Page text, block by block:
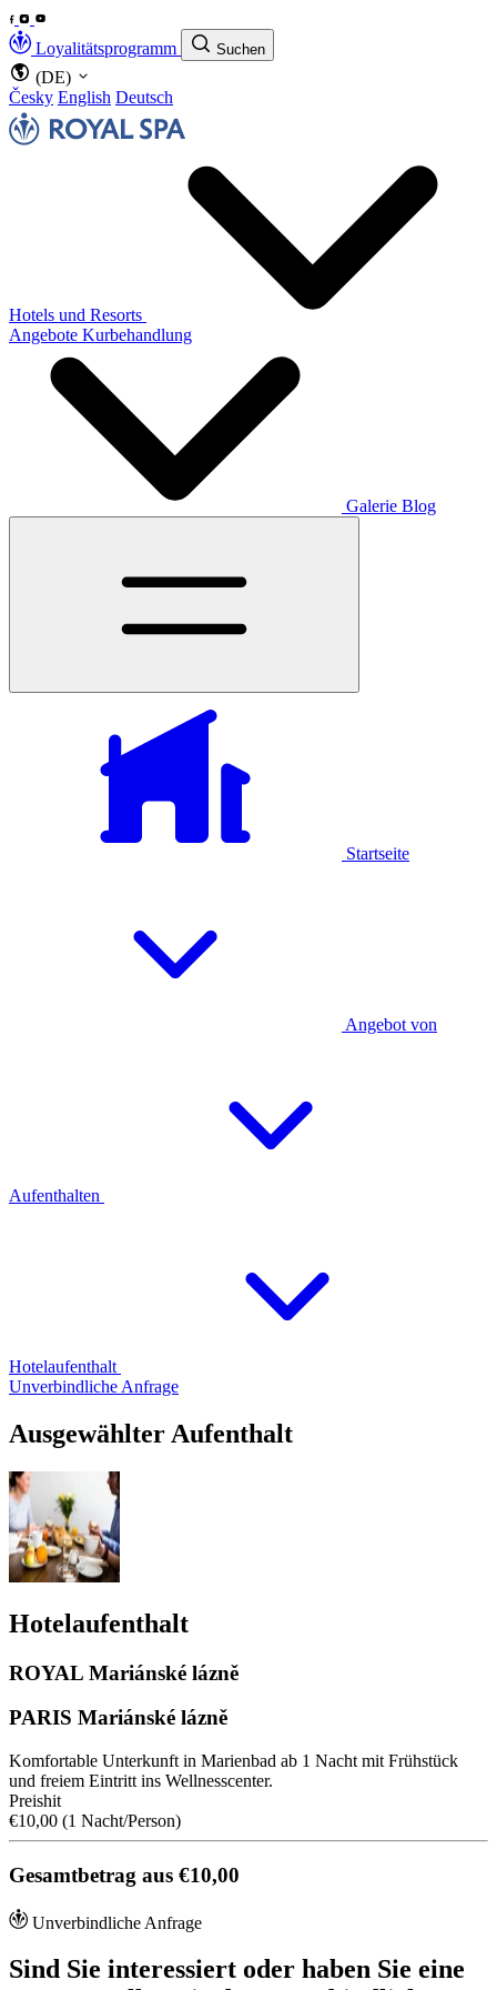
Loyalitätsprogramm Suchen
(DE)
Česky English Deutsch
Hotels und Resorts
Angebote Kurbehandlung
Galerie Blog
Startseite
Angebot von
Aufenthalten
Hotelaufenthalt
Unverbindliche Anfrage
Ausgewählter Aufenthalt
Hotelaufenthalt
ROYAL Mariánské lázně
PARIS Mariánské lázně
Komfortable Unterkunft in Marienbad ab 1 Nacht mit Frühstück
und freiem Eintritt ins Wellnesscenter.
Preishit
€10,00 (1 Nacht/Person)
Gesamtbetrag aus €10,00
Unverbindliche Anfrage
Sind Sie interessiert oder haben Sie eine